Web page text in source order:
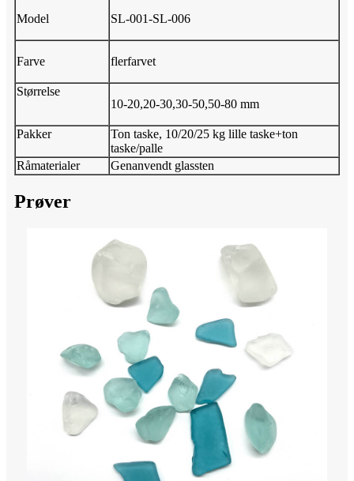
Model SL-001-SL-006
Farve flerfarvet
Størrelse
10-20,20-30,30-50,50-80 mm
Pakker
Ton taske, 10/20/25 kg lille taske+ton
taske/palle
Råmaterialer
Genanvendt glassten
Prøver